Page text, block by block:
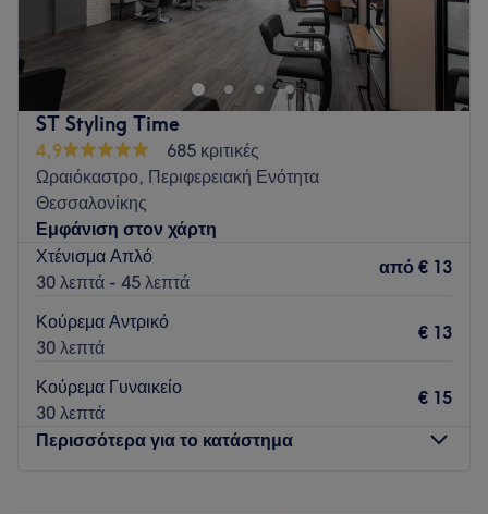
Go to venue
ST Styling Time
4,9
685 κριτικές
Ωραιόκαστρο, Περιφερειακή Ενότητα
Θεσσαλονίκης
Εμφάνιση στον χάρτη
Χτένισμα Απλό
30 λεπτά - 45 λεπτά
από € 13
Κούρεμα Αντρικό
30 λεπτά
€ 13
Κούρεμα Γυναικείο
30 λεπτά
€ 15
Περισσότερα για το κατάστημα